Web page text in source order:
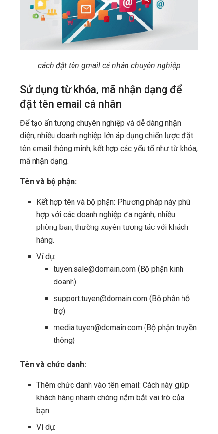
cách đặt tên gmail cá nhân chuyên nghiệp
Sử dụng từ khóa, mã nhận dạng để
đặt tên email cá nhân
Để tạo ấn tượng chuyên nghiệp và dễ dàng nhận
diện, nhiều doanh nghiệp lớn áp dụng chiến lược đặt
tên email thông minh, kết hợp các yếu tố như từ khóa,
mã nhận dạng.
Tên và bộ phận:
Kết hợp tên và bộ phận: Phương pháp này phù
hợp với các doanh nghiệp đa ngành, nhiều
phòng ban, thường xuyên tương tác với khách
hàng.
Ví dụ:
tuyen.sale@domain.com (Bộ phận kinh
doanh)
support.tuyen@domain.com (Bộ phận hỗ
trợ)
media.tuyen@domain.com (Bộ phận truyền
thông)
Tên và chức danh:
Thêm chức danh vào tên email: Cách này giúp
khách hàng nhanh chóng nắm bắt vai trò của
bạn.
Ví dụ: